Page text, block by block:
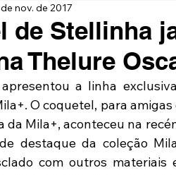
de Stellinha
Thelure
nov. de 2017
a linha
O coquetel, para
da Mila+, aconteceu na
destaque da coleção
com outros